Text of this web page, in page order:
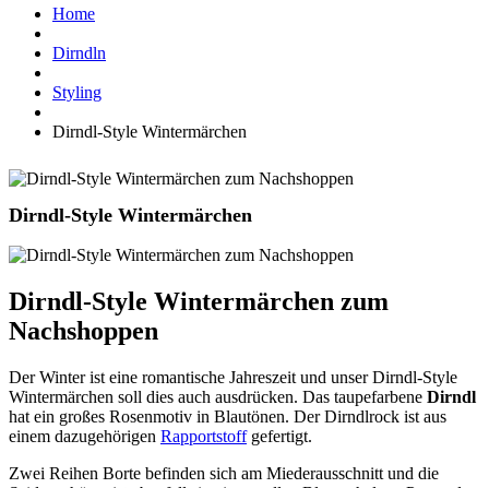
Home
Dirndln
Styling
Dirndl-Style Wintermärchen
Dirndl-Style Wintermärchen
Dirndl-Style Wintermärchen zum
Nachshoppen
Der Winter ist eine romantische Jahreszeit und unser Dirndl-Style
Wintermärchen soll dies auch ausdrücken. Das taupefarbene Dirndl
hat ein großes Rosenmotiv in Blautönen. Der Dirndlrock ist aus
einem dazugehörigen Rapportstoffgefertigt.
Zwei Reihen Borte befinden sich am Miederausschnitt und die